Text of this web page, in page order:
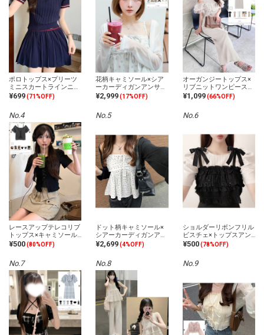
ポロトップス×プリーツ
ミニスカートラインニッ
トセットアップ
¥699(71%OFF)
花柄キャミソール×シア
ーカーディガンアンサン
ブル
¥2,999 (17%OFF)
オーガンジートップス×
リブニットワンピースセ
ットアップ
¥1,099 (66%OFF)
No.4
レースアップテレコリブ
トップス×キャミソール
アンサンブル
¥500(80%OFF)
No.5
ドット柄キャミソール×
シアーカーディガンアン
サンブル
¥2,699 (4%OFF)
No.6
ショルダーリボンフリル
ビスチェ×トップスアン
サンブル
¥500 (78%OFF)
No.7 No.8 No.9